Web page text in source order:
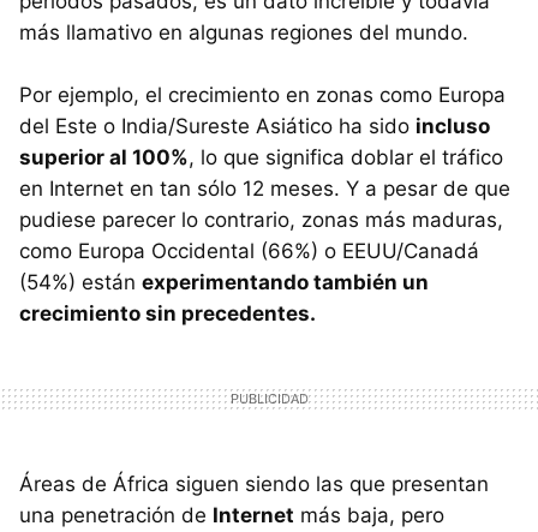
más llamativo en algunas regiones del mundo.
Por ejemplo, el crecimiento en zonas como Europa
del Este o India/Sureste Asiático ha sido incluso
superior al 100%, lo que significa doblar el tráfico
en Internet en tan sólo 12 meses. Y a pesar de que
pudiese parecer lo contrario, zonas más maduras,
como Europa Occidental (66%) o EEUU/Canadá
(54%) están experimentando también un
crecimiento sin precedentes.
Áreas de África siguen siendo las que presentan
una penetración de Internet más baja, pero